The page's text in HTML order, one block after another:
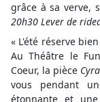
grâce à sa verve,
20h30 Lever de
« L'été réserve
Au Théâtre le
Coeur, la pièce
vous pendant
étonnante et